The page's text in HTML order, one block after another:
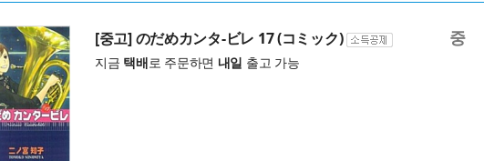
[중고] のだめカンタ-ビレ 17 (コミック)
지금 택배로 주문하면 내일 출고 가능
중